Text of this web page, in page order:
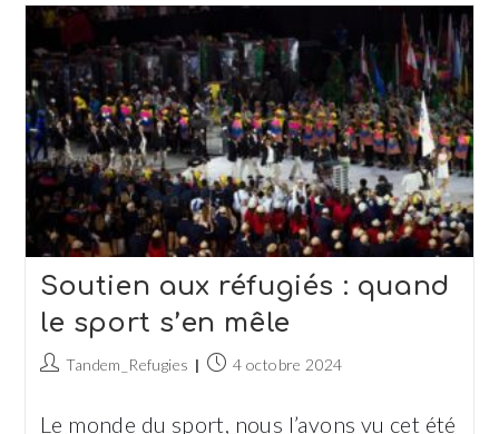
L’Immobilier Courent
Pour
Tandem
Soutien aux réfugiés : quand
le sport s’en mêle
Auteur/autrice
Tandem_Refugies
Publication
4 octobre 2024
Le monde du sport, nous l’avons vu cet été